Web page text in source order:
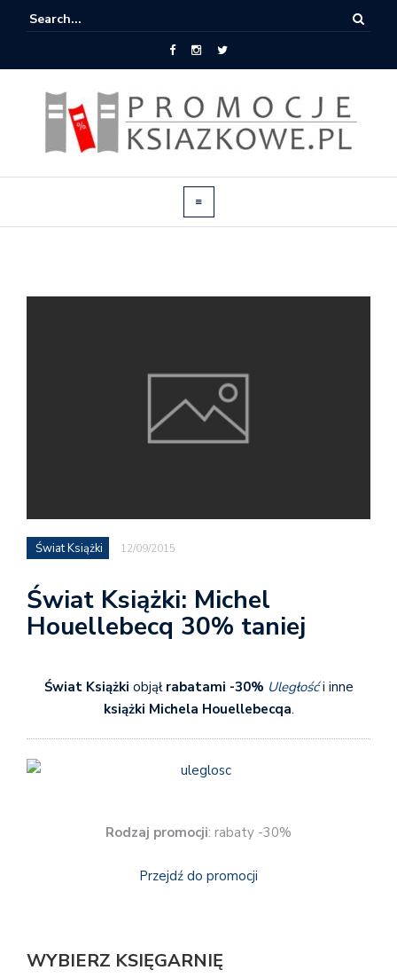
Świat Książki 12/09/2015
Świat Książki: Michel
Houellebecq 30% taniej
Świat Książki objął rabatami -30% Uległośći inne
książki Michela Houellebecqa.
Rodzaj promocji: rabaty -30%
Przejdź do promocji
WYBIERZ KSIĘGARNIĘ